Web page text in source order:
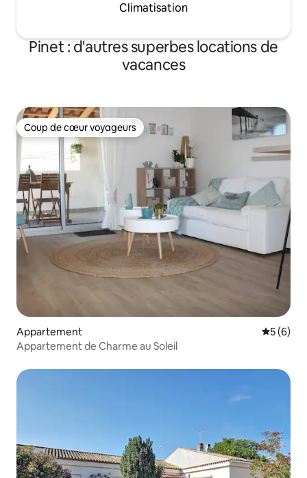
Climatisation
Pinet : d'autres superbes locations de
vacances
Coup de cœur voyageurs
Coup de cœur voyageurs
Appartement
5 (6)
Appartement de Charme au Soleil